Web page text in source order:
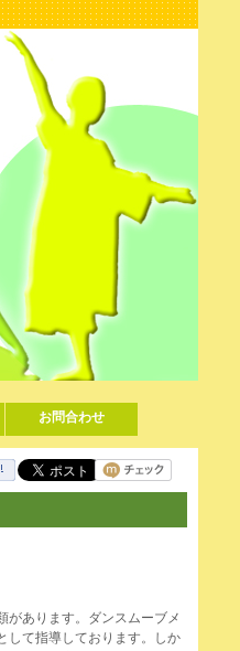
お問合わせ
があります。ダンスムーブメ
して指導しております。しか